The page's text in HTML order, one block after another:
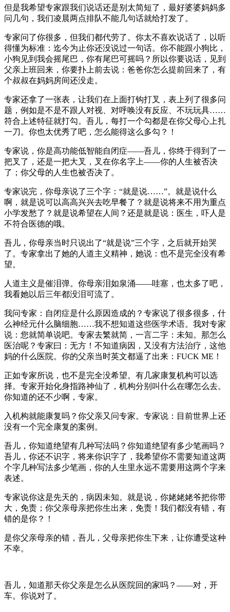
但是我希望专家跟我们说话还是别太简短了，最好婆婆妈妈多
问几句，我们凌晨两点排队不能几句话就给打发了。
专家问了你很多，但我们都代劳了。你太不喜欢说话了，以听
得懂为标准：迄今为止你还没说过一句话。你不能跟小狗比，
小狗见到我会摇尾巴，你有尾巴可摇吗？所以你要说话，见到
父亲上班回来，你要扑上前去说：爸爸你怎么提前回来了，有
个叔叔在妈妈房间还没走。
专家还拿了一张表，让我们在上面打钩打叉，表上列了很多问
题，例如是不是不跟人对视、对呼唤没有反应、不玩玩具……
符合上述特征就打勾。吾儿，每打一个勾都是在你父母心上扎
一刀。你也太优秀了吧，怎么能得这么多勾？！
专家说，你是高功能低智能自闭症——吾儿，你终于得到了一
把叉了，还是一把大叉，叉在你名字上——你的人生被否决
了；你父母的人生也被否决了。
专家说完，你母亲说了三个字：“就是说……”。就是说什么
啊，就是说可以高高兴兴去吃早餐了？就是说将来不用为重点
小学发愁了？就是说希望在人间？还是就是说：医生，吓人是
不符合医德的哦。
吾儿，你母亲当时只说出了“就是说”三个字，之后就开始哭
了。专家拿出了她的人道主义精神，她说：也不是完全没有希
望。
人道主义是催泪弹。你母亲泪如泉涌——哇塞，也太多了吧，
我看她以后三年都没泪可流了。
我问专家：自闭症是什么原因造成的？专家说了很多很多，什
么神经元什么脑细胞……我不想知道这些医学术语。我对专家
说：您就简单说吧。专家去繁就简，一言二字：未知。那怎么
医治呢？专家曰：无方！不知道病因，又没有方法治疗，这他
妈的什么医院。你的父亲当时英文都逼了出来：FUCK ME！
正如专家所说，也不是完全没希望。有几家康复机构可以选
择。专家开始化身指路神仙了，机构分别叫什么在哪怎么去。
你知道的还不少啊，专家。
入机构就能康复吗？你父亲又问专家。专家说：目前世界上还
没有一个完全康复的案例。
吾儿，你知道绝望有几种写法吗？你知道绝望有多少笔画吗？
吾儿，你还不识字，将来你识字了，我希望你不需要知道这两
个字几种写法多少笔画，你的人生里永远不需要用这两个字来
表述。
专家说你这是先天的，病因未知。就是说，你姥姥姥爷把你带
大，免责；你父亲母亲把你生出来，免责！我们都没有错，有
错的是你？！
是你父亲母亲的错，吾儿，父母亲把你生下来，让你遭受这种
不幸。
吾儿，知道那天你父亲是怎么从医院回的家吗？——对，开
车。你说对了。